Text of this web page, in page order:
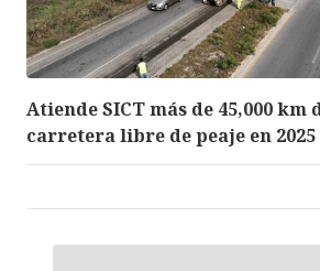
Atiende SICT más de 45,000 km
carretera libre de peaje en 2025